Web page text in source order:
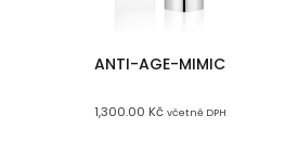
ANTI-AGE-MIMIC
1,300.00 Kč včetně DPH